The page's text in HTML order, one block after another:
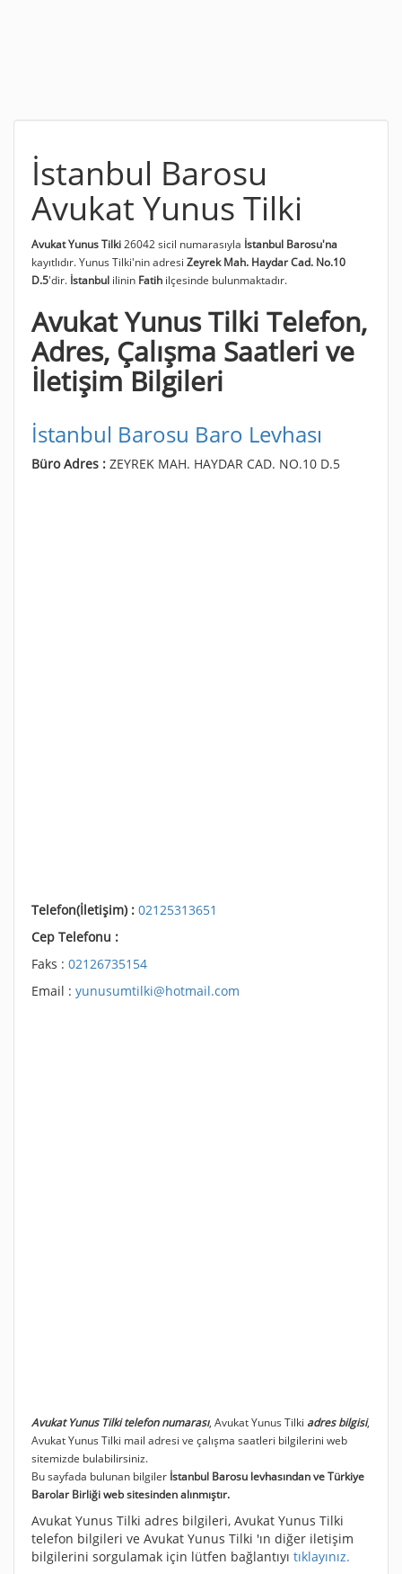
İstanbul Barosu
Avukat Yunus Tilki
Avukat Yunus Tilki 26042 sicil numarasıyla İstanbul Barosu'na
kayıtlıdır. Yunus Tilki'nin adresi Zeyrek Mah. Haydar Cad. No.10
D.5'dir. İstanbul ilinin Fatih ilçesinde bulunmaktadır.
Avukat Yunus Tilki Telefon,
Adres, Çalışma Saatleri ve
İletişim Bilgileri
İstanbul Barosu Baro Levhası
Büro Adres : ZEYREK MAH. HAYDAR CAD. NO.10 D.5
Telefon(İletişim) : 02125313651
Cep Telefonu :
Faks : 02126735154
Email : yunusumtilki@hotmail.com
Avukat Yunus Tilki telefon numarası, Avukat Yunus Tilki adres bilgisi,
Avukat Yunus Tilki mail adresi ve çalışma saatleri bilgilerini web
sitemizde bulabilirsiniz.
Bu sayfada bulunan bilgiler İstanbul Barosu levhasından ve Türkiye
Barolar Birliği web sitesinden alınmıştır.
Avukat Yunus Tilki adres bilgileri, Avukat Yunus Tilki
telefon bilgileri ve Avukat Yunus Tilki 'ın diğer iletişim
bilgilerini sorgulamak için lütfen bağlantıyı tıklayınız.